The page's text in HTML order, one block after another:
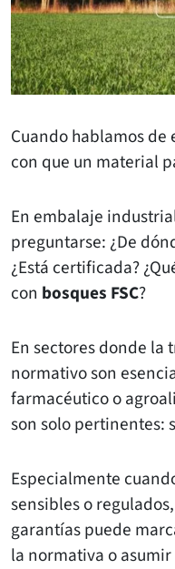
Cuando hablamos de
con que un material
En embalaje
preguntarse: ¿De
¿Está certificada?
con bosques FSC?
En sectores donde
normativo son
farmacéutico o
son solo pertinentes:
Especialmente
sensibles o
garantías puede
la normativa o